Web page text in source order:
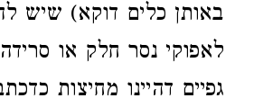
באותן כלים דוקא) שיש
לאפוקי נסר חלק או
גפיים דהיינו מחיצות